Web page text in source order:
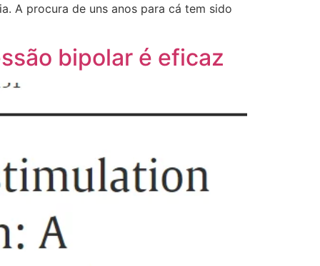
A procura de uns anos para cá tem sido
bipolar é eficaz